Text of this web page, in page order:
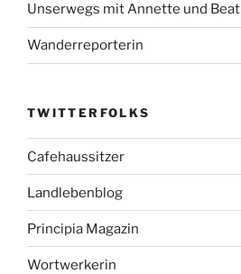
Unserwegs mit Annette und Beat
Wanderreporterin
TWITTERFOLKS
Cafehaussitzer
Landlebenblog
Principia Magazin
Wortwerkerin